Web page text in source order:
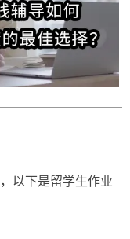
以下是留学生作业